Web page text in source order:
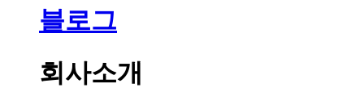
블로그
회사소개